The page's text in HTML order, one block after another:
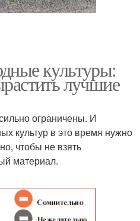
культуры:
лучшие
ограничены. И
культур в это время нужно
чтобы не взять
материал.